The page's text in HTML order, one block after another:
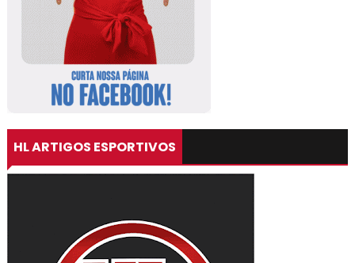
HL ARTIGOS ESPORTIVOS